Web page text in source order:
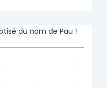
du nom de Pau !